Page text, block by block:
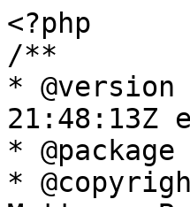
<?php
/**
*
21:48:13Z
* @package
*